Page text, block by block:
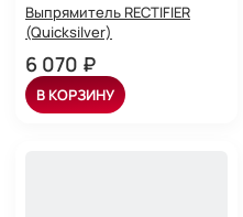
Выпрямитель RECTIFIER
(Quicksilver)
6 070 ₽
В КОРЗИНУ